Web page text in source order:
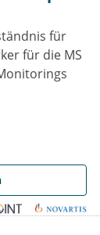
für
für die MS